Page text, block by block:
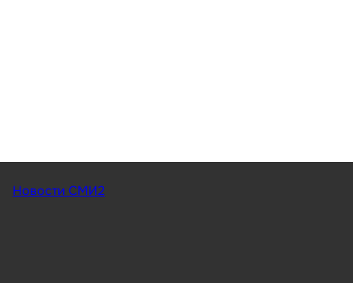
Новости СМИ2